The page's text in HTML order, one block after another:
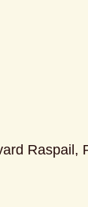
Raspail,